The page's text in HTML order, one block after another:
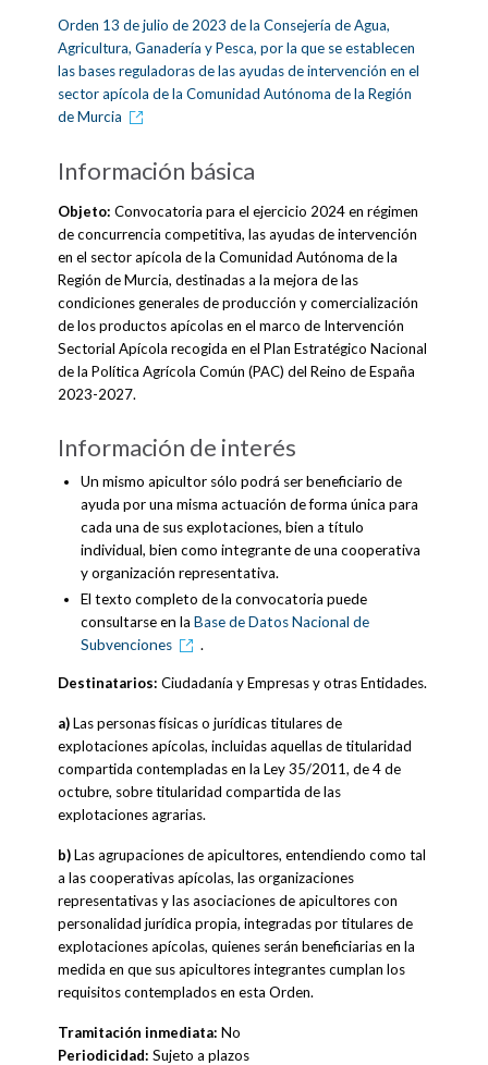
Orden 13 de julio de 2023 de la Consejería de Agua,
Agricultura, Ganadería y Pesca, por la que se establecen
las bases reguladoras de las ayudas de intervención en el
sector apícola de la Comunidad Autónoma de la Región
de Murcia
Información básica
Objeto: Convocatoria para el ejercicio 2024 en régimen
de concurrencia competitiva, las ayudas de intervención
en el sector apícola de la Comunidad Autónoma de la
Región de Murcia, destinadas a la mejora de las
condiciones generales de producción y comercialización
de los productos apícolas en el marco de Intervención
Sectorial Apícola recogida en el Plan Estratégico Nacional
de la Política Agrícola Común (PAC) del Reino de España
2023-2027.
Información de interés
Un mismo apicultor sólo podrá ser beneficiario de
ayuda por una misma actuación de forma única para
cada una de sus explotaciones, bien a título
individual, bien como integrante de una cooperativa
y organización representativa.
El texto completo de la convocatoria puede
consultarse en laBase de Datos Nacional de
Subvenciones
.
Destinatarios:Ciudadanía y Empresas y otras Entidades.
a)Las personas físicas o jurídicas titulares de
explotaciones apícolas, incluidas aquellas de titularidad
compartida contempladas en la Ley 35/2011, de 4 de
octubre, sobre titularidad compartida de las
explotaciones agrarias.
b)Las agrupaciones de apicultores, entendiendo como tal
a las cooperativas apícolas, las organizaciones
representativas y las asociaciones de apicultores con
personalidad jurídica propia, integradas por titulares de
explotaciones apícolas, quienes serán beneficiarias en la
medida en que sus apicultores integrantes cumplan los
requisitos contemplados en esta Orden.
Tramitación inmediata:No
Periodicidad:Sujeto a plazos